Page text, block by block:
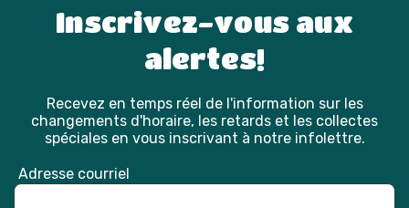
Inscrivez-vous aux
alertes!
Recevez en temps réel de l'information sur les
changements d'horaire, les retards et les collectes
spéciales en vous inscrivant à notre infolettre.
Adresse courriel